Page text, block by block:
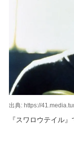
出典: https://
『スワロウテイル